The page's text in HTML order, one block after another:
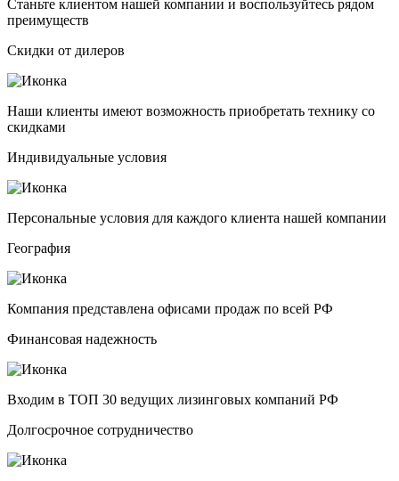
Станьте клиентом нашей компании и воспользуйтесь рядом
преимуществ
Скидки от дилеров
Наши клиенты имеют возможность приобретать технику со
скидками
Индивидуальные условия
Персональные условия для каждого клиента нашей компании
География
Компания представлена офисами продаж по всей РФ
Финансовая надежность
Входим в ТОП 30 ведущих лизинговых компаний РФ
Долгосрочное сотрудничество